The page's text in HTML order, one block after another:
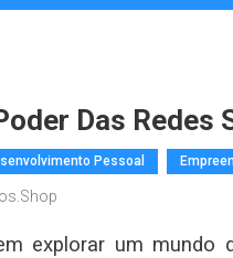
Das Redes
Pessoal
explorar um mundo